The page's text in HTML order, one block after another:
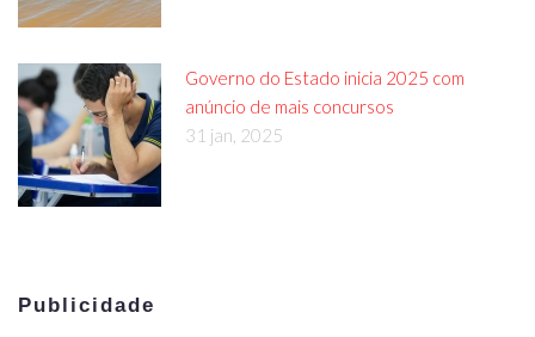
Governo do Estado inicia 2025 com
anúncio de mais concursos
31 jan, 2025
Publicidade